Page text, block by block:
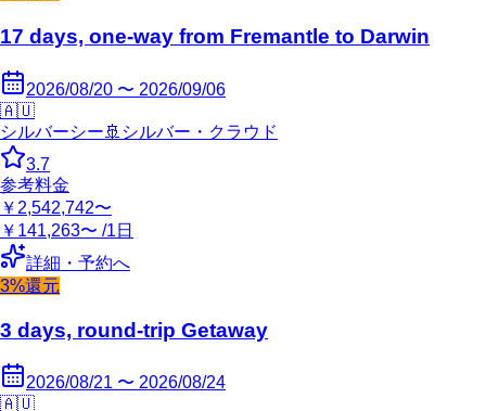
17 days, one-way from Fremantle to Darwin
2026/08/20 〜 2026/09/06
🇦🇺
シルバーシー 🚢 シルバー・クラウド
3.7
参考料金
￥2,542,742〜
￥141,263〜 /1日
詳細・予約へ
3%還元
3 days, round-trip Getaway
2026/08/21 〜 2026/08/24
🇦🇺